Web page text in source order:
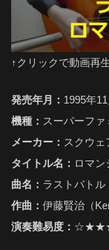
↑クリックで動画再
発売年月： 1995年11
機種： スーパーファ
メーカー： スクウェ
タイトル名： ロマン
曲名： ラストバトル
作曲： 伊藤賢治（
演奏難易度：